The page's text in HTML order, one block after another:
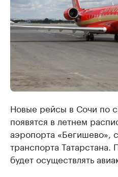
Новые рейсы в Сочи по
появятся в летнем
аэропорта «Бегишево»,
транспорта
будет осуществлять